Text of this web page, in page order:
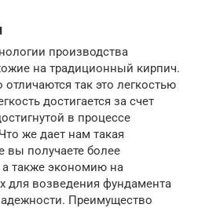
производства
на традиционный кирпич.
так это легкостью
достигается за счет
в процессе
же дает нам такая
вы получаете более
а также экономию на
для возведения фундамента
Преимущество